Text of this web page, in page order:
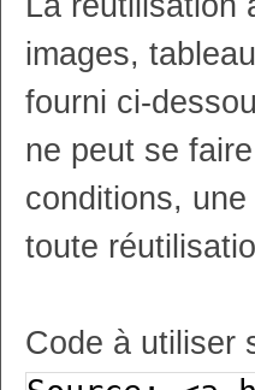
images,
fourni ci-
ne peut se
conditions,
toute
Code à utiliser